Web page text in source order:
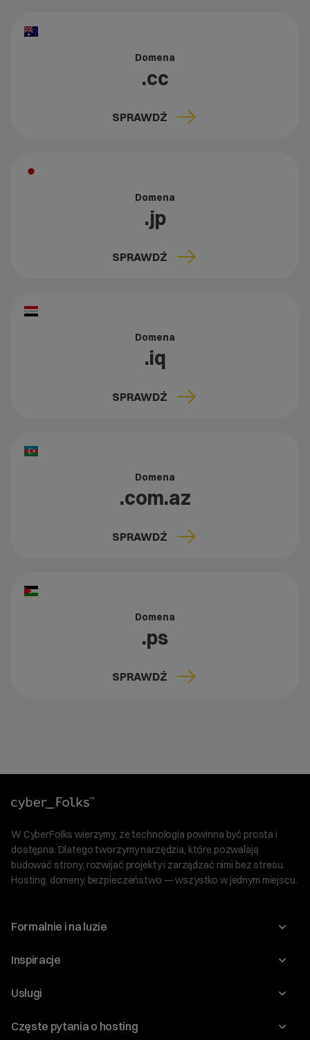
Domena
.cc
SPRAWDŹ
Domena
.jp
SPRAWDŹ
Domena
.iq
SPRAWDŹ
Domena
.com.az
SPRAWDŹ
Domena
.ps
SPRAWDŹ
W CyberFolks wierzymy, że technologia powinna być prosta i
dostępna. Dlatego tworzymy narzędzia, które pozwalają
budować strony, rozwijać projekty i zarządzać nimi bez stresu.
Hosting, domeny, bezpieczeństwo — wszystko w jednym miejscu.
Formalnie i na luzie
O nas
Program Korzyści dla Inwestorów
Regulaminy i specyfikacje
Inspiracje
Blog
WordPress
Usługi
Domeny
Częste pytania o hosting